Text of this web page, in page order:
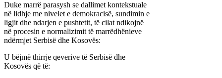
Duke marrë parasysh se dallimet kontekstuale
në lidhje me nivelet e demokracisë, sundimin e
ligjit dhe ndarjen e pushtetit, të cilat ndikojnë
në procesin e normalizimit të marrëdhënieve
ndërmjet Serbisë dhe Kosovës:
U bëjmë thirrje qeverive të Serbisë dhe
Kosovës që të: